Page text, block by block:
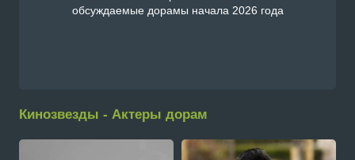
обсуждаемые дорамы начала 2026 года
Кинозвезды - Актеры дорам